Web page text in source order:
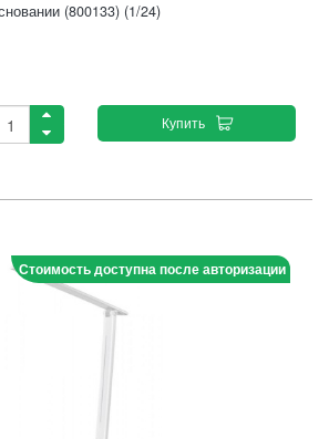
(800133) (1/24)
Купить
Стоимость доступна после авторизации